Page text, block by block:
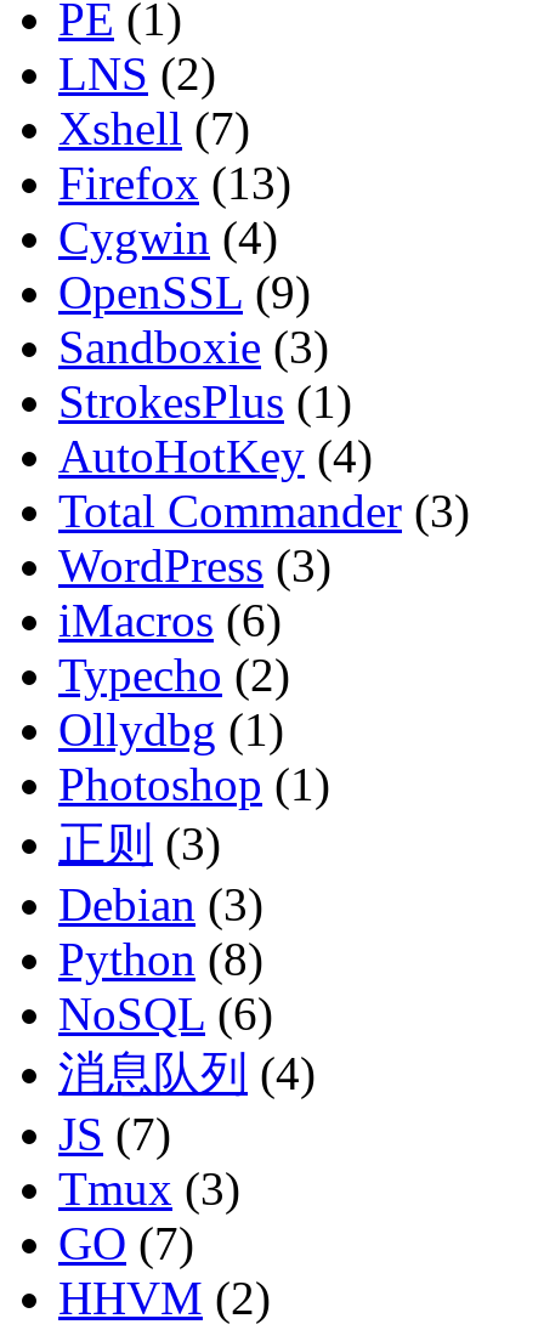
PE (1)
LNS (2)
Xshell (7)
Firefox (13)
Cygwin (4)
OpenSSL (9)
Sandboxie (3)
StrokesPlus (1)
AutoHotKey (4)
Total Commander (3)
WordPress (3)
iMacros (6)
Typecho (2)
Ollydbg (1)
Photoshop (1)
正则 (3)
Debian (3)
Python (8)
NoSQL (6)
消息队列 (4)
JS (7)
Tmux (3)
GO (7)
HHVM (2)